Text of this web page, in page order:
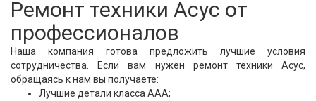
Ремонт техники Асус от
профессионалов
Наша компания готова предложить лучшие условия
сотрудничества. Если вам нужен ремонт техники Асус,
обращаясь к нам вы получаете:
Лучшие детали класса ААА;